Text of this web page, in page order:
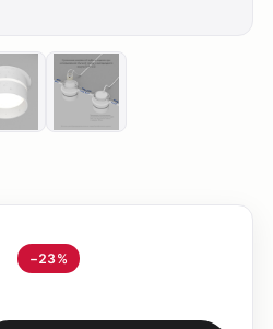
−23%